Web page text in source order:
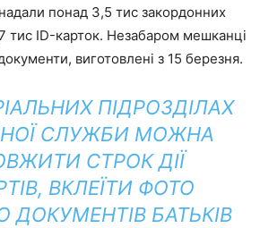
понад 3,5 тис закордонних
тис ID-карток. Незабаром мешканці
виготовлені з 15 березня.
ПІДРОЗДІЛАХ
СЛУЖБИ МОЖНА
СТРОК ДІЇ
ВКЛЕЇТИ ФОТО
БАТЬКІВ